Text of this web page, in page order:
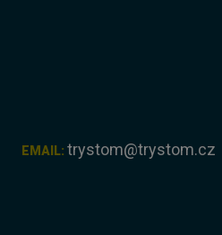
EMAIL: trystom@trystom.cz